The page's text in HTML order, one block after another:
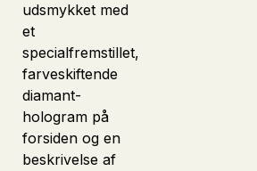
udsmykket med
et
specialfremstillet,
farveskiftende
diamant-
hologram på
forsiden og en
beskrivelse af